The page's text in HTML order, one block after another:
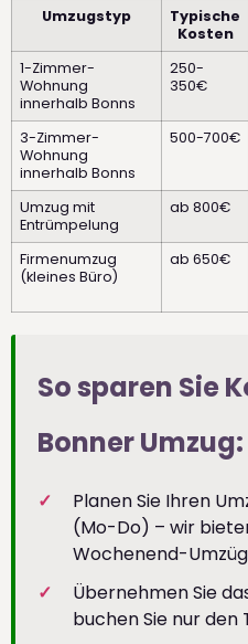
Umzugstyp
Typische
Kosten
1-Zimmer-
Wohnung
innerhalb Bonns
250-
350€
3-Zimmer-
Wohnung
innerhalb Bonns
500-700€
Umzug mit
Entrümpelung
ab 800€
Firmenumzug
(kleines Büro)
ab 650€
So sparen Sie
Bonner Umzug:
Planen Sie Ihren
(Mo-Do) – wir
Wochenend-
Übernehmen Sie
buchen Sie nur den